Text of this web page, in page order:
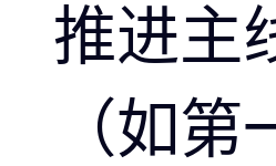
推进主
（如第